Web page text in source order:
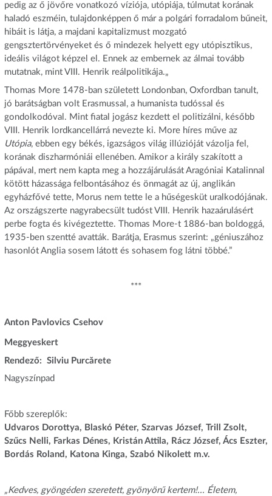
pedig az ő jövőre vonatkozó víziója, utópiája, túlmutat korának
haladó eszméin, tulajdonképpen ő már a polgári forradalom bűneit,
hibáit is látja, a majdani kapitalizmust mozgató
gengsztertörvényeket és ő mindezek helyett egy utópisztikus,
ideális világot képzel el. Ennek az embernek az álmai tovább
mutatnak, mint VIII. Henrik reálpolitikája.„
Thomas More 1478-ban született Londonban, Oxfordban tanult,
jó barátságban volt Erasmussal, a humanista tudóssal és
gondolkodóval. Mint fiatal jogász kezdett el politizálni, később
VIII. Henrik lordkancellárrá nevezte ki. More híres műve az
Utópia, ebben egy békés, igazságos világ illúzióját vázolja fel,
korának diszharmóniái ellenében. Amikor a király szakított a
pápával, mert nem kapta meg a hozzájárulását Aragóniai Katalinnal
kötött házassága felbontásához és önmagát az új, anglikán
egyházfővé tette, Morus nem tette le a hűségesküt uralkodójának.
Az országszerte nagyrabecsült tudóst VIII. Henrik hazaárulásért
perbe fogta és kivégeztette. Thomas More-t 1886-ban boldoggá,
1935-ben szentté avatták. Barátja, Erasmus szerint: „géniuszához
hasonlót Anglia sosem látott és sohasem fog látni többé.”
***
Anton Pavlovics Csehov
Meggyeskert
Rendező: Silviu Purcărete
Nagyszínpad
Főbb szereplők:
Udvaros Dorottya, Blaskó Péter, Szarvas József, Trill Zsolt,
Szűcs Nelli, Farkas Dénes, Kristán Attila, Rácz József, Ács Eszter,
Bordás Roland, Katona Kinga, Szabó Nikolett m.v.
„Kedves, gyöngéden szeretett, gyönyörű kertem!... Életem,